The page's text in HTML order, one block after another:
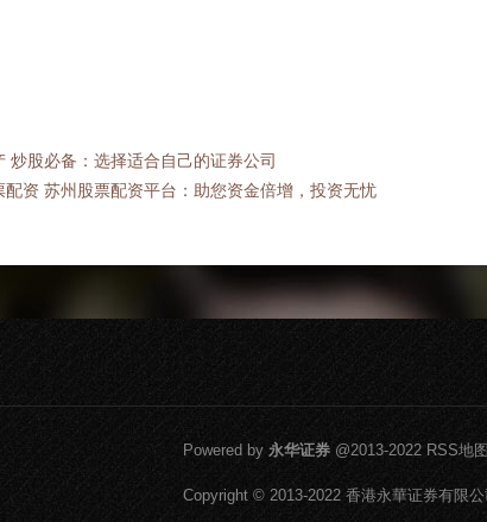
炒股必备：选择适合自己的证券公司
配资 苏州股票配资平台：助您资金倍增，投资无忧
Powered by 永华证券@2013-2022 RSS地图
Copyright © 2013-2022 香港永華证券有限公